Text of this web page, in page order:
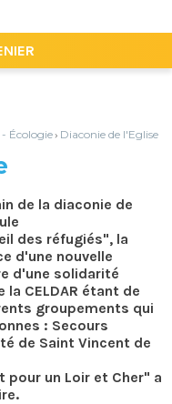
Écologie› Diaconie de l'Eglise
de la diaconie de
des réfugiés", la
d'une nouvelle
d'une solidarité
CELDAR étant de
groupements qui
: Secours
de Saint Vincent de
un Loir et Cher" a